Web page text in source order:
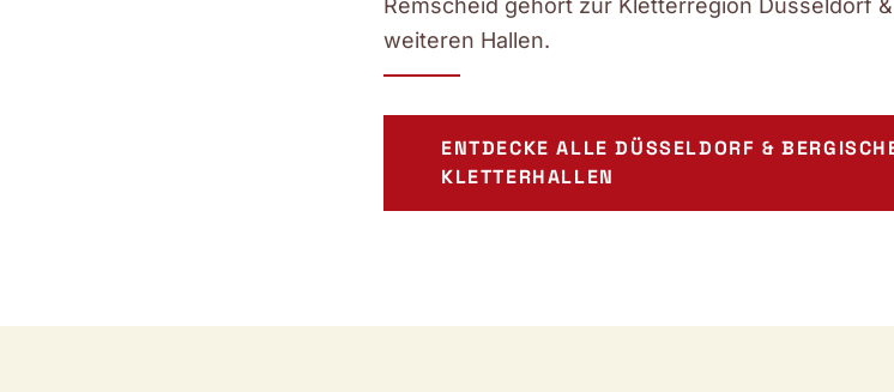
Remscheid gehört zur Kletterregion Düsseldorf
weiteren Hallen.
ENTDECKE ALLE DÜSSELDORF &
KLETTERHALLEN